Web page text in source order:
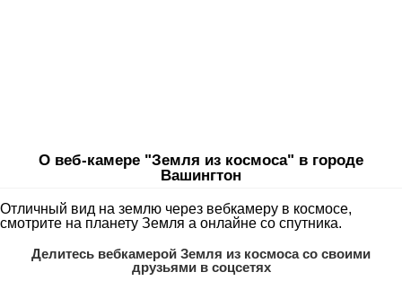
О веб-камере "Земля из космоса" в городе
Вашингтон
Отличный вид на землю через вебкамеру в космосе,
смотрите на планету Земля а онлайне со спутника.
Делитесь вебкамерой Земля из космоса со своими
друзьями в соцсетях